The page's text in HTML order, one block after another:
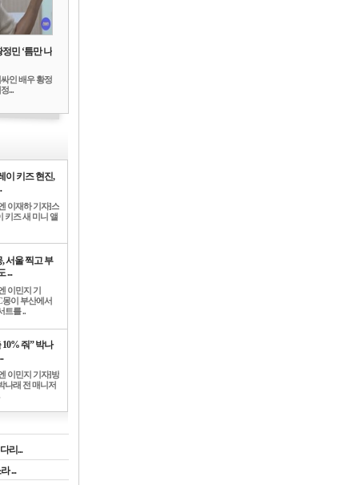
민 ‘틈만 나
인 배우 황정
...
이 키즈 현진,
이재하 기자]스
키즈 새 미니 앨
서울 찍고 부
...
이민지 기
몽이 부산에서
트를 ..
10% 줘” 박나
이민지 기자]방
나래 전 매니저
리...
...